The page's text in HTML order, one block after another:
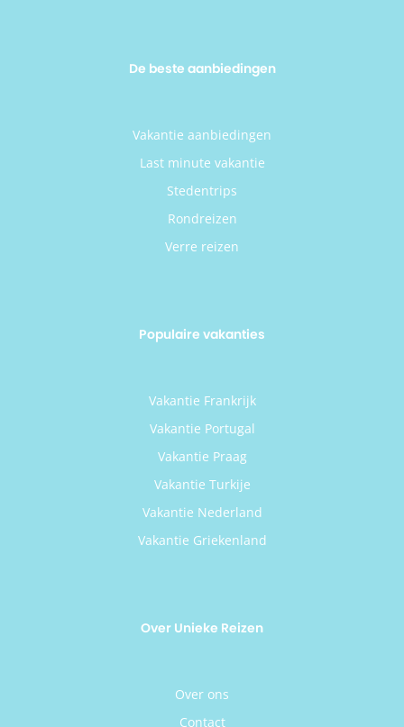
De beste aanbiedingen
Vakantie aanbiedingen
Last minute vakantie
Stedentrips
Rondreizen
Verre reizen
Populaire vakanties
Vakantie Frankrijk
Vakantie Portugal
Vakantie Praag
Vakantie Turkije
Vakantie Nederland
Vakantie Griekenland
Over Unieke Reizen
Over ons
Contact